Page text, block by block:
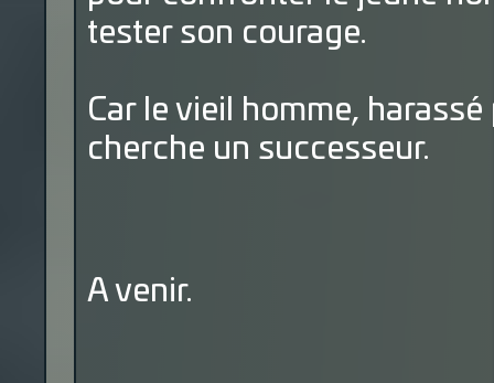
tester son courage.
Car le vieil homme,
cherche un successeur.
A venir.